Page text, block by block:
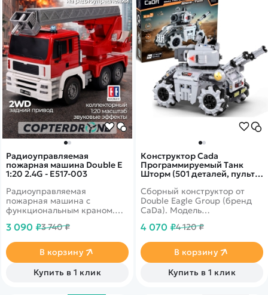
Радиоуправляемая
пожарная машина Double E
1:20 2.4G - E517-003
Радиоуправляемая
пожарная машина с
функциональным краном.
Платформа поворачивается
фар и звуки движения.
Аккумулятор NiCd на 400
3 090 ₽3 740 ₽
В корзину
Купить в 1 клик
Конструктор Cada
Программируемый Танк
Шторм (501 деталей, пульт,
Сборный конструктор от
Double Eagle Group (бренд
CaDa). Модель
Шторм из 501 детали. Танк
телефона, ездит в 10
направлениях, а его башня
поворачивается на 360
градусов. Цвет модели -
4 070 ₽4 120 ₽
В корзину
Купить в 1 клик